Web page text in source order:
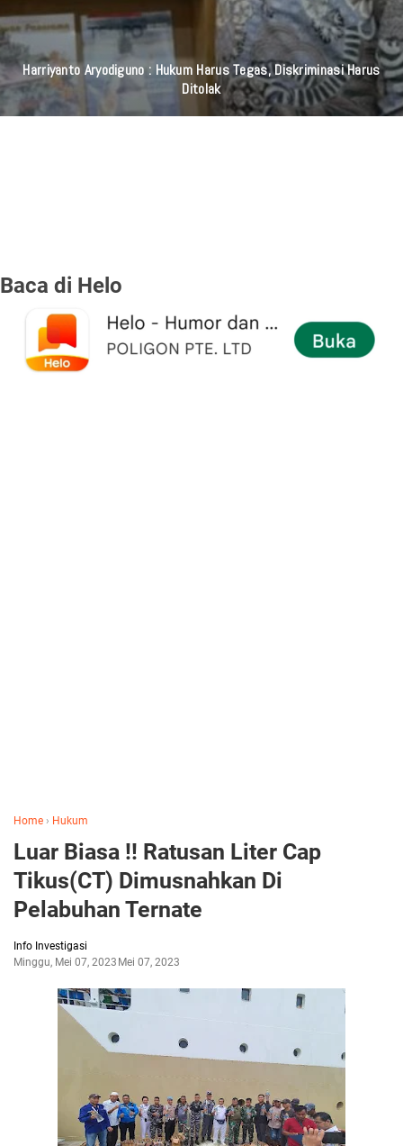
Harriyanto Aryodiguno : Hukum Harus Tegas, Diskriminasi Harus
Ditolak
Baca di Helo
Home › Hukum
Luar Biasa !! Ratusan Liter Cap
Tikus(CT) Dimusnahkan Di
Pelabuhan Ternate
Info Investigasi
Minggu, Mei 07, 2023 Mei 07, 2023